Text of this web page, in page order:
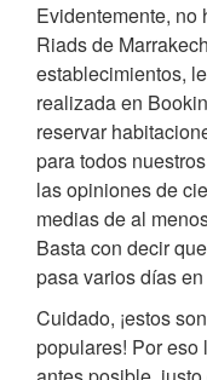
Evidentemente, no
Riads de
establecimientos,
realizada en
reservar
para todos
las opiniones de
medias de al
Basta con decir
pasa varios días
Cuidado, ¡estos
populares! Por